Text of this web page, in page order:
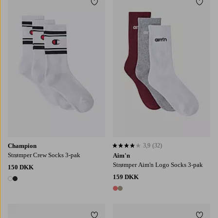
Champion
Strømper Crew Socks 3-pak
150 DKK
2 farver
Tilføj til favoritter
39/42
Aim'n
Strømper Aim'n Logo Socks 3-pak
159 DKK
2 farver
3,9 baseret på 32 bedømmelser
3,9 (32)
39-41